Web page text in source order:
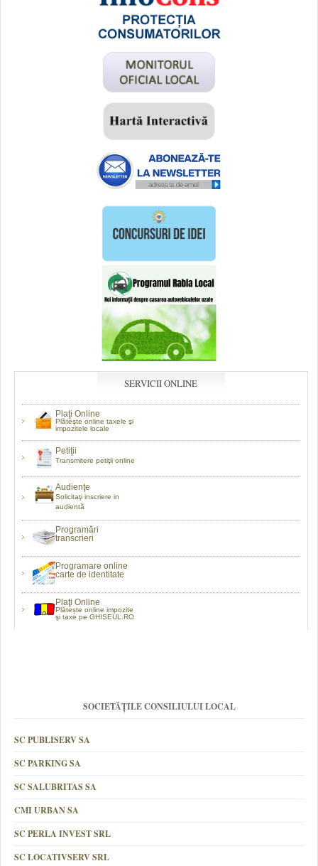
SERVICII ONLINE
Plaţi Online
Plăteşte online taxele şi
impozitele locale
Petiţii
Transmitere petiţii online
Audienţe
Solicitaţi inscriere in
audientă
Programări
transcrieri
Programare online
carte de identitate
Plaţi Online
Plătește online impozite
şi taxe pe GHISEUL.RO
SOCIETĂȚILE CONSILIULUI LOCAL
SC PUBLISERV SA
SC PARKING SA
SC SALUBRITAS SA
CMI URBAN SA
SC PERLA INVEST SRL
SC LOCATIVSERV SRL